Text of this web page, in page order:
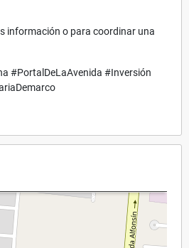
información o para coordinar una
#PortalDeLaAvenida #Inversión